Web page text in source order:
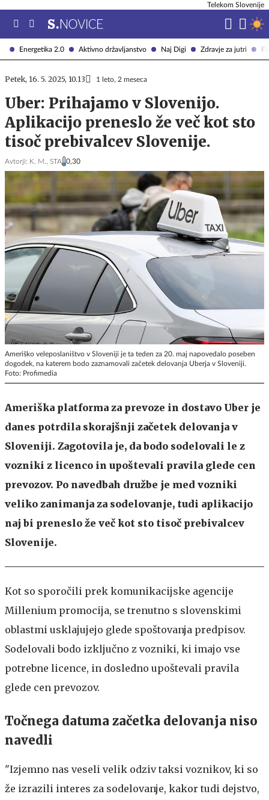
Energetika 2.0 Aktivno državljanstvo Naj Digi Zdravje za jutri
Telekom Slovenije
Petek, 16. 5. 2025, 10.13 1 leto, 2 meseca
Uber: Prihajamo v Slovenijo.
Aplikacijo preneslo že več kot sto
tisoč prebivalcev Slovenije.
Avtorji: K. M., STA 0,30
Ameriško veleposlaništvo v Sloveniji je ta teden za 20. maj napovedalo poseben
dogodek, na katerem bodo zaznamovali začetek delovanja Uberja v Sloveniji.
Foto: Profimedia
Ameriška platforma za prevoze in dostavo Uber je
danes potrdila skorajšnji začetek delovanja v
Sloveniji. Zagotovila je, da bodo sodelovali le z
vozniki z licenco in upoštevali pravila glede cen
prevozov. Po navedbah družbe je med vozniki
veliko zanimanja za sodelovanje, tudi aplikacijo
naj bi preneslo že več kot sto tisoč prebivalcev
Slovenije.
Kot so sporočili prek komunikacijske agencije
Millenium promocija, se trenutno s slovenskimi
oblastmi usklajujejo glede spoštovanja predpisov.
Sodelovali bodo izključno z vozniki, ki imajo vse
potrebne licence, in dosledno upoštevali pravila
glede cen prevozov.
Točnega datuma začetka delovanja niso
navedli
"Izjemno nas veseli velik odziv taksi voznikov, ki so
že izrazili interes za sodelovanje, kakor tudi dejstvo,